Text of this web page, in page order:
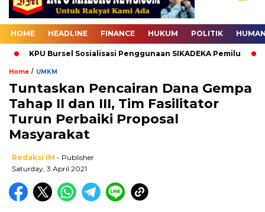
HOME HEADLINE FINANCE HUKUM POLITIK
KPU Bursel Sosialisasi Penggunaan SIKADEKA Pemilu
Home / UMKM
Tuntaskan Pencairan Dana Gempa
Tahap II dan III, Tim Fasilitator
Turun Perbaiki Proposal
Masyarakat
Redaksi IM - Publisher
Saturday, 3 April 2021